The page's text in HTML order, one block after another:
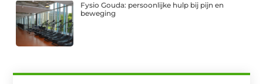
Fysio Gouda: persoonlijke hulp bij pijn en
beweging